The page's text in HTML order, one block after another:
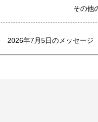
その他
2026年7月5日のメッセージ